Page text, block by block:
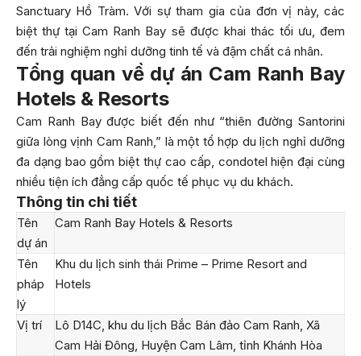
Sanctuary Hồ Tràm. Với sự tham gia của đơn vị này, các
biệt thự tại Cam Ranh Bay sẽ được khai thác tối ưu, đem
đến trải nghiệm nghỉ dưỡng tinh tế và đậm chất cá nhân.
Tổng quan về dự án Cam Ranh Bay
Hotels & Resorts
Cam Ranh Bay được biết đến như “thiên đường Santorini
giữa lòng vịnh Cam Ranh,” là một tổ hợp du lịch nghỉ dưỡng
đa dạng bao gồm biệt thự cao cấp, condotel hiện đại cùng
nhiều tiện ích đẳng cấp quốc tế phục vụ du khách.
Thông tin chi tiết
Tên
dự án
Cam Ranh Bay Hotels & Resorts
Tên
pháp
lý
Khu du lịch sinh thái Prime – Prime Resort and
Hotels
Vị trí
Lô D14C, khu du lịch Bắc Bán đảo Cam Ranh, Xã
Cam Hải Đông, Huyện Cam Lâm, tỉnh Khánh Hòa